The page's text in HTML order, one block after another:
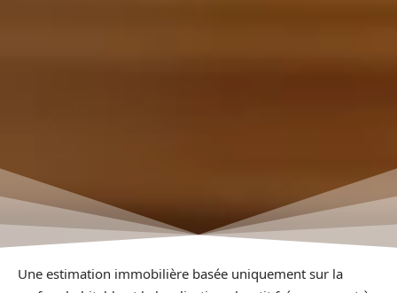
Une estimation immobilière basée uniquement sur la